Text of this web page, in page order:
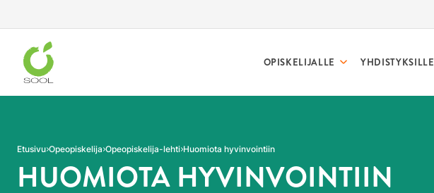
OPISKELIJALLE YHDISTYKSILLE
Etusivu Opeopiskelija Opeopiskelija-lehti Huomiota hyvinvointiin
HUOMIOTA HYVINVOINTIIN